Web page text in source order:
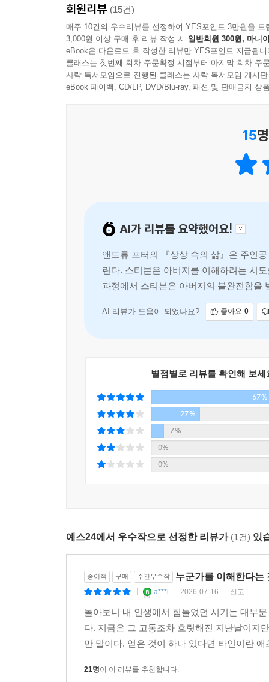
이어가고 있을 비밀스러운 삶을 상상한다. 아버
모르는 또다른 면이 있었던 걸까? 지금 아버지
수수께끼다. 원망스럽고, 그립고, 안쓰러운 아버
아버지처럼 자신을 버리고 떠나갈까봐 스티븐은
앨리슨은 요즘 내가 그렇게 불행한 이유가 뭐라
아버지가 남긴 흔적과, 사람들과 나눈 대화를
상상한 아버지의 삶, 어머니가 동반자로서 함께
서로 모순되고 엇갈린다. 저마다의 사실과 일
덧없고 불가해한 생 한가운데 선 스티븐은 빛바
못했던 이상한 우회로에 도착한 기분”으로 어렵
누구도 아닌 자신의 삶 쪽으로.
이제 우리 주위의 모든 것이 금빛으로 빛났고 세상
리처드 예이츠를 떠올리게 하는 섬세한 심리적 통
- NPR
담담한 확신과 우아하고도 정확한 시선으로 나아
가장 섬세한 작가 앤드루 포터, 그가 시선을 두는
- 킴벌리 킹 파슨스
그리고 따스한 연민은 도저히 책을 내려놓을 수 없
지혜롭고 우아하다. 앤드루 포터는 성장기의 혼
『상상 속의 삶』은 우리가 사랑하는 사람, 그리
- 자이 차크라바티
오래 마음을 붙드는 내밀한 울림을 지닌 소설.
보여준다. 신간이 나오면 무조건 읽게 되는 몇몇
지난 기억 속 애틋한 분위기를 탁월하게 불러내는
예리한 통찰과 지난날의 기억을 상기시키는 소설.
- 애니스턴 스타
회원리뷰 (15건)
매주 10건의 우수리뷰를 선정하여 YES포인트 3만원을 드
3,000원 이상 구매 후 리뷰 작성 시 일반회원 300원, 마니
eBook은 다운로드 후 작성한 리뷰만 YES포인트 지급됩니
클래스는 첫번째 회차 주문확정 시점부터 마지막 회차 주
사락 독서모임으로 진행된 클래스는 사락 독서모임 게시
eBook 페이백, CD/LP, DVD/Blu-ray, 패션 및 판매금지 상
15
AI가 리뷰를 요약했어요!
앤드류 포터의 『상상 속의 삶』은 주인
린다. 스티븐은 아버지를 이해하려는 시
과정에서 스티븐은 아버지의 불완전함을
별점별로 리뷰를 확인해 보세
27%
0%
예스24에서 우수작으로 선정한 리뷰가(1건)있
종이책 구매 주간우수작 누군가를 이해한다는
| a***i | 2026-07-16 | 신고
돌아보니 내 인생에서 힘들었던 시기는 대부
다. 지금은 그 고통조차 흐릿해진 지난날이지